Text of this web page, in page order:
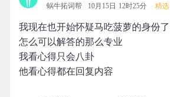
蜗牛拓词帮 10月15日 12时25分 精选
我现在也开始怀疑马吃菠萝的身份了
怎么可以解答的那么专业
我看心得只会八卦
他看心得都在回复内容